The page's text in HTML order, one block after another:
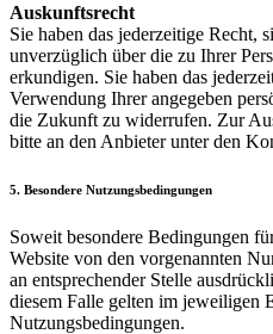
Auskunftsrecht
Sie haben das jederzeitige Recht,
unverzüglich über die zu Ihrer
erkundigen. Sie haben das
Verwendung Ihrer angegeben
die Zukunft zu widerrufen. Zur
bitte an den Anbieter unter den
5. Besondere Nutzungsbedingungen
Soweit besondere Bedingungen
Website von den vorgenannten
an entsprechender Stelle
diesem Falle gelten im jeweiligen
Nutzungsbedingungen.